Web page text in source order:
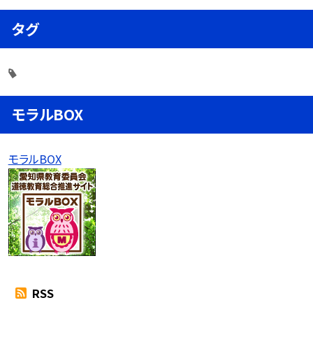
タグ
モラルBOX
モラルBOX
RSS